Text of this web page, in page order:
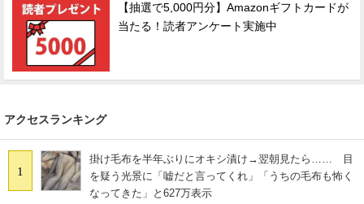
【抽選で5,000円分】Amazonギフトカードが
当たる！読者アンケート実施中
アクセスランキング
1
掛け毛布を半年ぶりにオキシ漬け→翌朝見たら…… 目
を疑う光景に「嘘だと言ってくれ」「うちの毛布も怖く
なってきた」と627万表示